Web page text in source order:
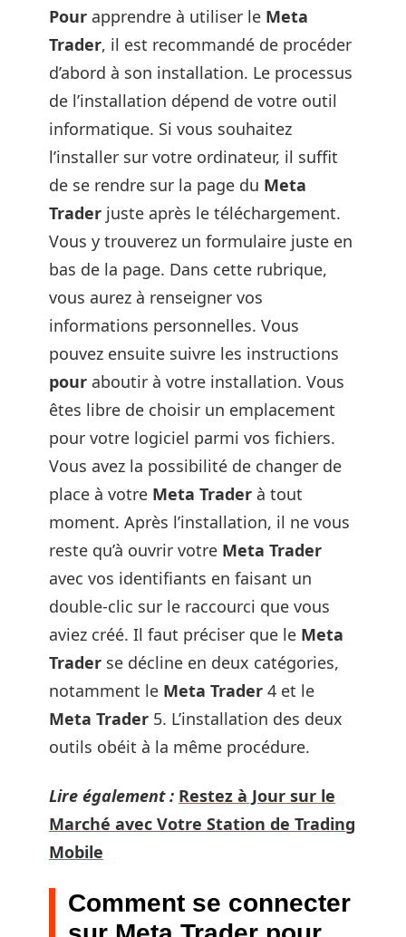
Pour apprendre à utiliser le Meta
Trader, il est recommandé de procéder
d’abord à son installation. Le processus
de l’installation dépend de votre outil
informatique. Si vous souhaitez
l’installer sur votre ordinateur, il suffit
de se rendre sur la page du Meta
Trader juste après le téléchargement.
Vous y trouverez un formulaire juste en
bas de la page. Dans cette rubrique,
vous aurez à renseigner vos
informations personnelles. Vous
pouvez ensuite suivre les instructions
pour aboutir à votre installation. Vous
êtes libre de choisir un emplacement
pour votre logiciel parmi vos fichiers.
Vous avez la possibilité de changer de
place à votre Meta Trader à tout
moment. Après l’installation, il ne vous
reste qu’à ouvrir votre Meta Trader
avec vos identifiants en faisant un
double-clic sur le raccourci que vous
aviez créé. Il faut préciser que le Meta
Trader se décline en deux catégories,
notamment le Meta Trader 4 et le
Meta Trader 5. L’installation des deux
outils obéit à la même procédure.
Lire également : Restez à Jour sur le
Marché avec Votre Station de Trading
Mobile
Comment se connecter